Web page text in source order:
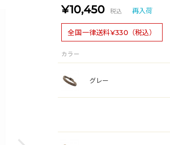
¥10,450 税込 再入荷
全国一律送料¥330（税込）
カラー
グレー